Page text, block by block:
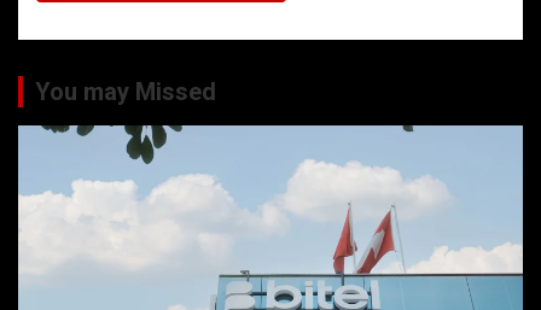
You may Missed